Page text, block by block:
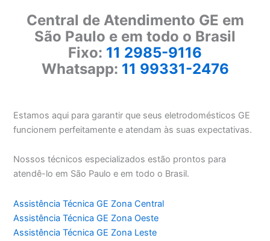
Central de Atendimento GE em
São Paulo e em todo o Brasil
Fixo: 11 2985-9116
Whatsapp: 11 99331-2476
Estamos aqui para garantir que seus eletrodomésticos GE
funcionem perfeitamente e atendam às suas expectativas.
Nossos técnicos especializados estão prontos para
atendê-lo em São Paulo e em todo o Brasil.
Assistência Técnica GE Zona Central
Assistência Técnica GE Zona Oeste
Assistência Técnica GE Zona Leste